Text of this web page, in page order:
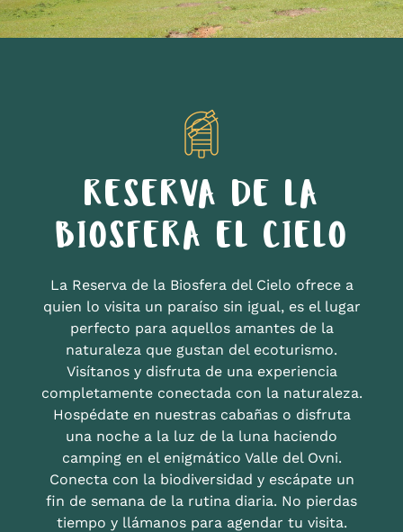
RESERVA DE LA
BIOSFERA EL CIELO
La Reserva de la Biosfera del Cielo ofrece a
quien lo visita un paraíso sin igual, es el lugar
perfecto para aquellos amantes de la
naturaleza que gustan del ecoturismo.
Visítanos y disfruta de una experiencia
completamente conectada con la naturaleza.
Hospédate en nuestras cabañas o disfruta
una noche a la luz de la luna haciendo
camping en el enigmático Valle del Ovni.
Conecta con la biodiversidad y escápate un
fin de semana de la rutina diaria. No pierdas
tiempo y llámanos para agendar tu visita.